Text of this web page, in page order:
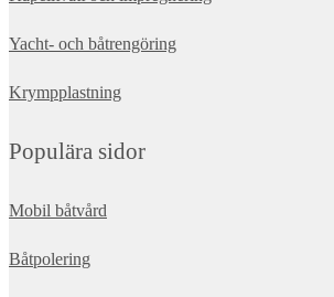
Yacht- och båtrengöring
Krympplastning
Populära sidor
Mobil båtvård
Båtpolering